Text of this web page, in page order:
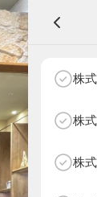
A
株
株
株